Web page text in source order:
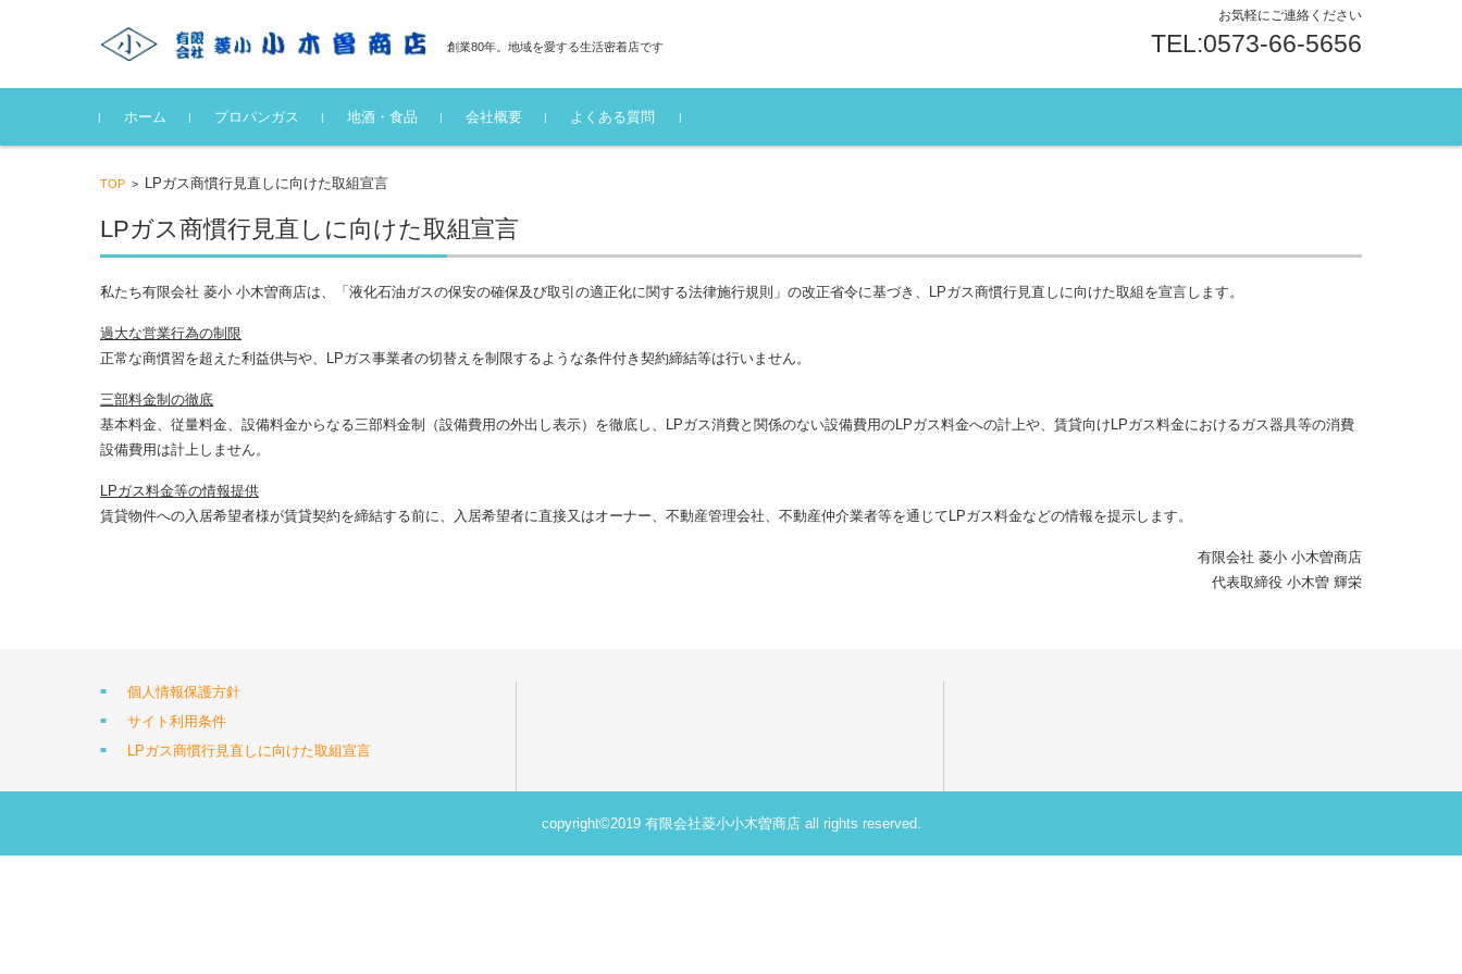
創業80年。地域を愛する生活密着店です
お気軽にご連絡ください
TEL:0573-66-5656
コンテンツに移動
ホーム
プロパンガス 地酒・食品 会社概要 よくある質問
TOP > LPガス商慣行見直しに向けた取組宣言
LPガス商慣行見直しに向けた取組宣言
私たち有限会社 菱小 小木曽商店は、「液化石油ガスの保安の確保及び取引の適正化に関する法律施行規則」の改正省令に基づき、LPガス商慣行見直しに向けた取組を宣言します。
過大な営業行為の制限
正常な商慣習を超えた利益供与や、LPガス事業者の切替えを制限するような条件付き契約締結等は行いません。
三部料金制の徹底
基本料金、従量料金、設備料金からなる三部料金制（設備費用の外出し表示）を徹底し、LPガス消費と関係のない設備費用のLPガス料金への計上や、賃貸向けLPガス料金におけるガス器具等の消費
設備費用は計上しません。
LPガス料金等の情報提供
賃貸物件への入居希望者様が賃貸契約を締結する前に、入居希望者に直接又はオーナー、不動産管理会社、不動産仲介業者等を通じてLPガス料金などの情報を提示します。
有限会社 菱小 小木曽商店
代表取締役 小木曽 輝栄
個人情報保護方針
サイト利用条件
LPガス商慣行見直しに向けた取組宣言
copyright©2019 有限会社菱小小木曽商店 all rights reserved.